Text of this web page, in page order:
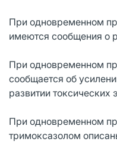
При одновременном
имеются сообщения о
При одновременном
сообщается об
развитии токсических
При одновременном
тримоксазолом